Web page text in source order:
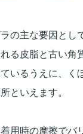
の主な要因とし
る皮脂と古い角
いるうえに、く
といえます。
用時の摩擦でバ